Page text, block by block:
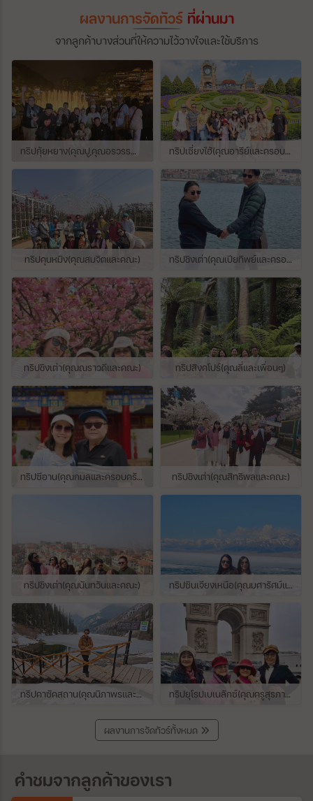
ภูเขาไฟประมาณ 2 ล้านตารางฟุต เป็นรูปทรง
แบบปิรามิดลดลั่นกันไปซึ่งมีความสูงถึง 123
เมตรมหาสถูป มีการตกแต่งด้วยภาพสลักถึง
โดมกลางล้อมรอบด้วยรูปปั้นพระพุทธรูปแต่ละ
นั่งองค์อยู่ภายในสถูปเจาะรูปสี่เหลี่ยม ที่รอบ
ล้อมสถูปเจดีย์ประธาน และด้านบนสุดมีภาพ
สลักหินเล่าเรื่องที่แสดงถึงชีวิตของพระพุทธเจ้า
และข้อความทางพุทธศาสนาถึง 1,460 ชิ้นยอด
ชั้นบนสุดของบุโรพุทโธ มีลักษณะเป็นฐาน
วงกลมใหญ่ของเจดีย์องค์ประธาน เมื่อมองจาก
ที่ไกลๆ จะเห็นเป็นเหมือนรูปดอกบัวขนาดใหญ่
กลางขุนเขาที่สวยงาม และสงบเงียบ ที่คาดว่ามี
ความหมายสื่อถึง “นิพพาน” ซึ่งเป็นจุดสูงสุด
ของศาสนาพุทธนอกจากนี้ ที่นี่ยังเป็นศาสน
สถานของศาสนาพุทธนิกายมหายานที่ยิ่งใหญ่
รองจาก นครวัด ในประเทศกัมพูชา ที่เป็นทั้ง
ศาสนสถานของศาสนาพราหมณ์-ฮินดู และ
ศาสนาพุทธนั่นเอง ทำให้เรียกได้ว่า บุโรพุทโธ
เป็นศาสนสถานของศาสนาพุทธที่ใหญ่ที่สุดใน
โลกเลยทีเดียวในปี ค.ศ.1991 องค์การยูเนสโก
UNESCO ได้ประกาศให้บุโรพุทโธเป็นมรดกโลก
ทางวัฒนธรรมและมรดกพุทธศาสนา สมัย
สามัญครั้งที่ 15 ภายใต้ชื่อ กลุ่มวัดโบโรบูดูร์
หรือ Borobudur Temple Compounds ที่ คาร์
เทจ (Carthage) ประเทศตูนิเซีย โดยมีข้อ
กำหนด และหลักเกณฑ์ในการพิจารณา คือเป็น
ตัวแทนในการแสดงผลงานชิ้นเอกที่จัดทำขึ้น
เป็นสิ่งที่มีอิทธิพลยิ่ง ผลักดันให้เกิดการพัฒนา
สืบต่อมาในด้านการออกแบบทางสถาปัตยกรรม
อนุสรณ์สถาน ประติมากรรม สวน และภูมิทัศน์
ตลอดจนการพัฒนาศิลปกรรมที่เกี่ยวข้อง หรือ
การพัฒนาการตั้งถิ่นฐานของมนุษย์ ซึ่งได้เกิด
ขึ้นในช่วงเวลาใดเวลาหนึ่ง หรือบนพื้นที่ใดๆ
ของโลกซึ่งทรงไว้ซึ่งวัฒนธรรมมีความคิดหรือ
การไปเยี่ยมชมสักครั้งหนึ่งในชีวิต เพราะเป็น
ศาสนสถานอีกแห่งหนึ่งที่สำคัญ และทำให้เราได้
ใกล้กับความศรัทธาของคนโบราณในยุคที่
พระพุทธศาสนารุ่งเรืองอย่างมากในประเทศหมู่
เกาะเอเชียตะวันออกเฉียงใต้แห่งนี้คัดลอก
ช่วยเสริมสิริมงคลให้แก่ชีวิตสำหรับผู้ที่พก
ไว้5.น้ำเต้าดูดทรัพย์ - ของดีที่ช่วยเสริมโชค
ลาภ ร่ำรวย ช่วยให้ค้าขายดี เสริมสิริมงคล และ
ยังทำให้สุขภาพแข็งแรง อายุยืนยาวคัดลอก
ข้อมูลจาก Best International
โรม อิตาลี ด้วยกันเลย
ผลงานการจัดทัวร์ที่ผ่านมา
จากลูกค้าบางส่วนที่ให้ความไว้วางใจและใช้บริการ
ทริปกุ้ยหยาง(คุณปู,คุณอรวรรณ,คุณลี่,คุณพจนาและคุณรัณย์รัชต์) ทริปเซี่ยงไฮ้(คุณอารีย์และครอบครัว)
ทริปคุนหมิง(คุณสมจิตและคณะ) ทริปชิงเต่า(คุณเปียทิพย์และครอบครัว)
ทริปชิงเต่า(คุณณราวดีและคณะ) ทริปสิงคโปร์(คุณลี่และเพื่อนๆ)
ทริปซีอาน(คุณกมลและครอบครัว) ทริปชิงเต่า(คุณสิทธิพลและคณะ)
ทริปชิงเต่า(คุณนันทวันและคณะ) ทริปซินเจียงเหนือ(คุณมศารัศม์และคุณลาวรรณ)
ทริปคาซัคสถาน(คุณนิภาพรและครอบครัว) ทริปยุโรปเบเนลักซ์(คุณครูสุรภาและคณะ)
ผลงานการจัดทัวร์ทั้งหมด
คำชมจากลูกค้าของเรา